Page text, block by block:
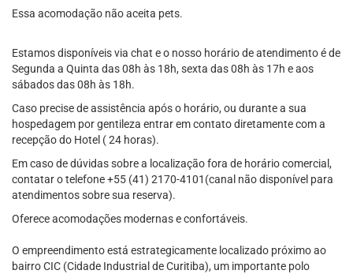
Essa acomodação não aceita pets.
Estamos disponíveis via chat e o nosso horário de atendimento é de
Segunda a Quinta das 08h às 18h, sexta das 08h às 17h e aos
sábados das 08h às 18h.
Caso precise de assistência após o horário, ou durante a sua
hospedagem por gentileza entrar em contato diretamente com a
recepção do Hotel ( 24 horas).
Em caso de dúvidas sobre a localização fora de horário comercial,
contatar o telefone +55 (41) 2170-4101(canal não disponível para
atendimentos sobre sua reserva).
Oferece acomodações modernas e confortáveis.
O empreendimento está estrategicamente localizado próximo ao
bairro CIC (Cidade Industrial de Curitiba), um importante polo